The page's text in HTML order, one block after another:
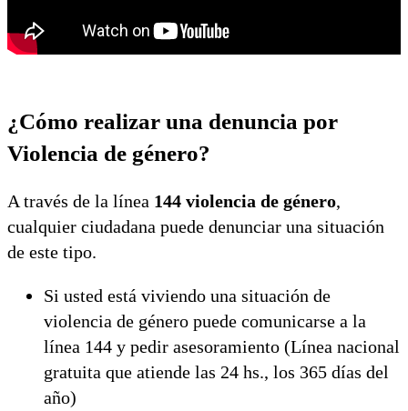
¿Cómo realizar una denuncia por
Violencia de género?
A través de la línea 144 violencia de género,
cualquier ciudadana puede denunciar una situación
de este tipo.
Si usted está viviendo una situación de
violencia de género puede comunicarse a la
línea 144 y pedir asesoramiento (Línea nacional
gratuita que atiende las 24 hs., los 365 días del
año)